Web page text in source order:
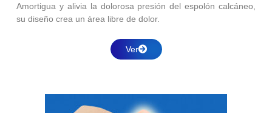
Amortigua y alivia la dolorosa presión del espolón calcáneo,
su diseño crea un área libre de dolor.
Ver